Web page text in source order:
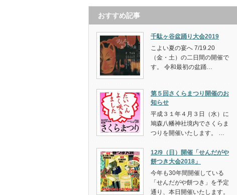
おすすめ記事
千駄ヶ谷盆踊り大会2019
こよい夏の宴へ 7/19.20
（金・土）の二日間の開催で
す。 令和最初の盆踊…
第５回さくらまつり開催のお
知らせ
平成３１年４月３日（水）に
鳩森八幡神社境内でさくらま
つりを開催いたします。 …
12/9（日）開催「せんだがや
餅つき大会2018」
今年も30年間開催している
「せんだがや餅つき」を予定
通り、本日開催いたします。